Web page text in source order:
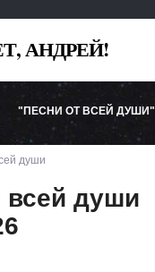
АНДРЕЙ!
"ПЕСНИ ОТ ВСЕЙ ДУШИ"
души
всей души